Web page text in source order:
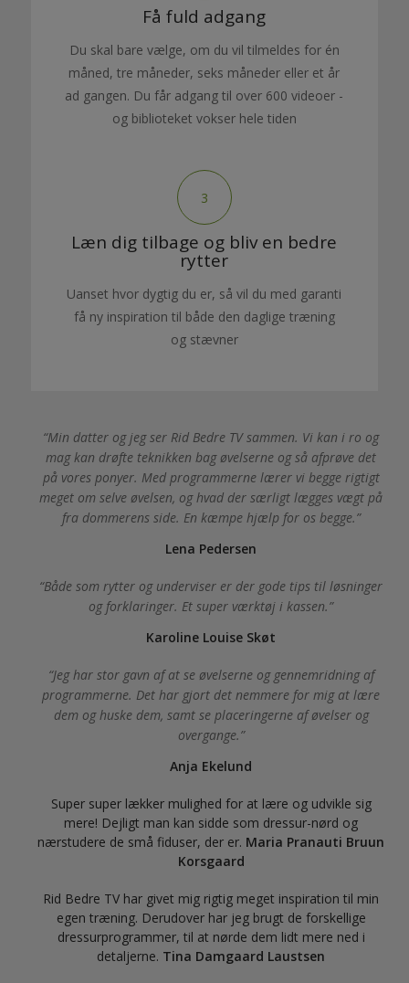
Få fuld adgang
Du skal bare vælge, om du vil tilmeldes for én
måned, tre måneder, seks måneder eller et år
ad gangen. Du får adgang til over 600 videoer -
og biblioteket vokser hele tiden
3
Læn dig tilbage og bliv en bedre
rytter
Uanset hvor dygtig du er, så vil du med garanti
få ny inspiration til både den daglige træning
og stævner
Min datter og jeg ser Rid Bedre TV sammen. Vi kan i ro og
mag kan drøfte teknikken bag øvelserne og så afprøve det
på vores ponyer. Med programmerne lærer vi begge rigtigt
meget om selve øvelsen, og hvad der særligt lægges vægt på
fra dommerens side. En kæmpe hjælp for os begge.
Lena Pedersen
Både som rytter og underviser er der gode tips til løsninger
og forklaringer. Et super værktøj i kassen.
Karoline Louise Skøt
Jeg har stor gavn af at se øvelserne og gennemridning af
programmerne. Det har gjort det nemmere for mig at lære
dem og huske dem, samt se placeringerne af øvelser og
overgange.
Anja Ekelund
Super super lækker mulighed for at lære og udvikle sig
mere! Dejligt man kan sidde som dressur-nørd og
nærstudere de små fiduser, der er. Maria Pranauti Bruun
Korsgaard
Rid Bedre TV har givet mig rigtig meget inspiration til min
egen træning. Derudover har jeg brugt de forskellige
dressurprogrammer, til at nørde dem lidt mere ned i
detaljerne. Tina Damgaard Laustsen